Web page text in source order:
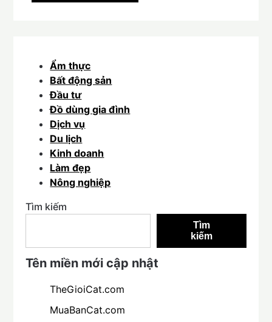
Ẩm thực
Bất động sản
Đầu tư
Đồ dùng gia đình
Dịch vụ
Du lịch
Kinh doanh
Làm đẹp
Nông nghiệp
Tìm kiếm
Tìm
kiếm
Tên miền mới cập nhật
TheGioiCat.com
MuaBanCat.com